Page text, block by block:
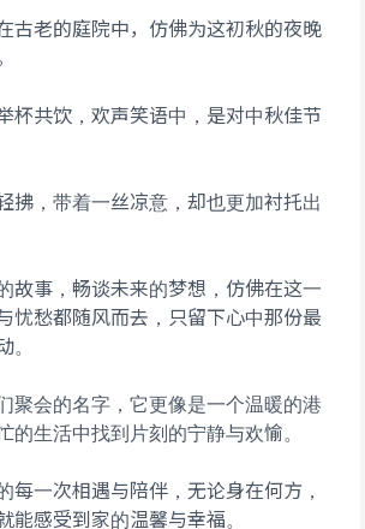
古老的庭院中，仿佛为这初秋的夜晚
杯共饮，欢声笑语中，是对中秋佳节
拂，带着一丝凉意，却也更加衬托出
故事，畅谈未来的梦想，仿佛在这一
忧愁都随风而去，只留下心中那份最
聚会的名字，它更像是一个温暖的港
的生活中找到片刻的宁静与欢愉。
每一次相遇与陪伴，无论身在何方，
能感受到家的温馨与幸福。